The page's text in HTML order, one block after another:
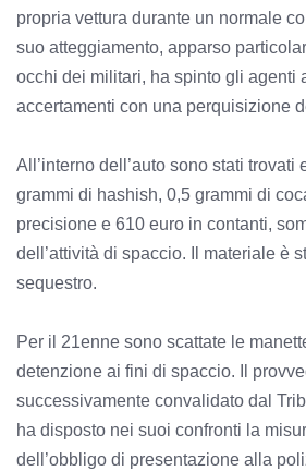
propria vettura durante un normale
suo atteggiamento, apparso
occhi dei militari, ha spinto gli agenti
accertamenti con una perquisizione
All’interno dell’auto sono stati trovati
grammi di hashish, 0,5 grammi di
precisione e 610 euro in contanti,
dell’attività di spaccio. Il materiale è
sequestro.
Per il 21enne sono scattate le
detenzione ai fini di spaccio. Il
successivamente convalidato dal
ha disposto nei suoi confronti la
dell’obbligo di presentazione alla